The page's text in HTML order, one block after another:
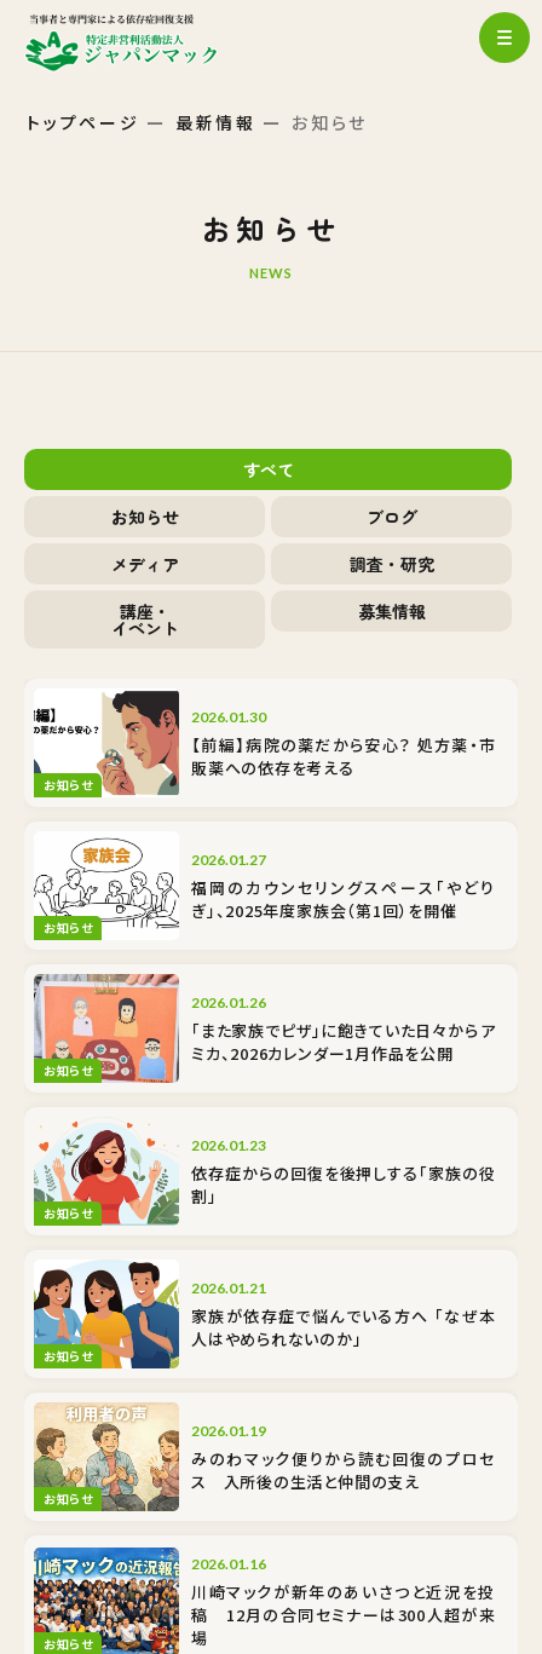
トップページ 最新情報 お知らせ
お知らせ
NEWS
すべて
お知らせ
ブログ
メディア
調査・研究
講座・
イベント
募集情報
お知らせ
2026.01.30
【前編】病院の薬だから安心？ 処方薬・市
販薬への依存を考える
お知らせ
2026.01.27
福岡のカウンセリングスペース「やどり
ぎ」、2025年度家族会（第1回）を開催
お知らせ
2026.01.26
「また家族でピザ」に飽きていた日々から――ア
ミカ、2026カレンダー1月作品を公開
お知らせ
2026.01.23
依存症からの回復を後押しする「家族の役
割」
お知らせ
2026.01.21
家族が依存症で悩んでいる方へ 「なぜ本
人はやめられないのか」
お知らせ
2026.01.19
みのわマック便りから読む回復のプロセ
ス 入所後の生活と仲間の支え
お知らせ
2026.01.16
川崎マックが新年のあいさつと近況を投
稿 12月の合同セミナーは300人超が来
場